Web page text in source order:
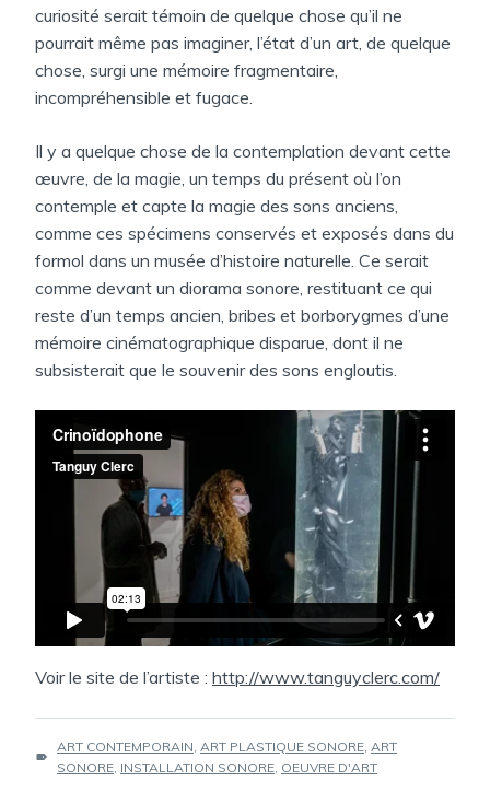
curiosité serait témoin de quelque chose qu’il ne
pourrait même pas imaginer, l’état d’un art, de quelque
chose, surgi une mémoire fragmentaire,
incompréhensible et fugace.
Il y a quelque chose de la contemplation devant cette
œuvre, de la magie, un temps du présent où l’on
contemple et capte la magie des sons anciens,
comme ces spécimens conservés et exposés dans du
formol dans un musée d’histoire naturelle. Ce serait
comme devant un diorama sonore, restituant ce qui
reste d’un temps ancien, bribes et borborygmes d’une
mémoire cinématographique disparue, dont il ne
subsisterait que le souvenir des sons engloutis.
Voir le site de l’artiste : http://www.tanguyclerc.com/
ÉTIQUETTES :
ART CONTEMPORAIN ART PLASTIQUE SONORE ART
SONORE INSTALLATION SONORE OEUVRE D'ART